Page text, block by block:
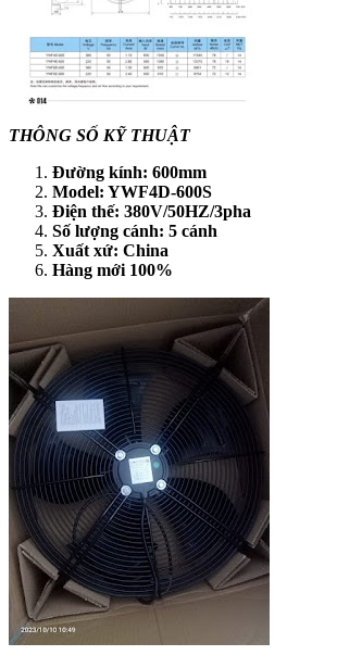
THÔNG SỐ KỸ THUẬT
Đường kính: 600mm
Model: YWF4D-600S
Điện thế: 380V/50HZ/3pha
Số lượng cánh: 5 cánh
Xuất xứ: China
Hàng mới 100%